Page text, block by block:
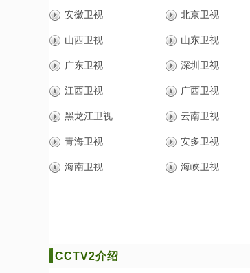
安徽卫视 北京卫视
山西卫视 山东卫视
广东卫视 深圳卫视
江西卫视 广西卫视
黑龙江卫视 云南卫视
青海卫视 安多卫视
海南卫视 海峡卫视
CCTV2介绍